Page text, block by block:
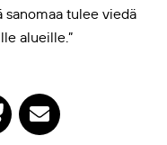
sanomaa tulee viedä
alueille.”